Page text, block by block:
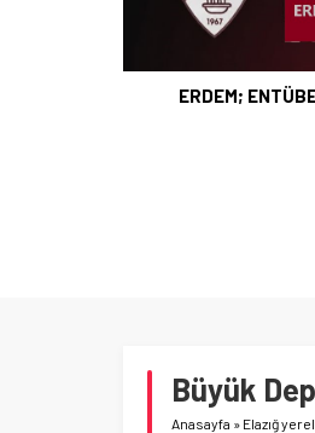
ERDEM;
Büyük
Anasayfa » Elazığ